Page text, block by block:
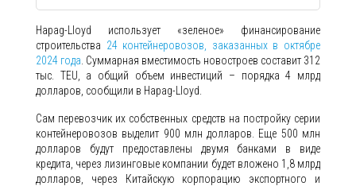
Hapag-Lloyd использует «зеленое» финансирование
строительства 24 контейнеровозов, заказанных в октябре
2024 года . Суммарная вместимость новостроев составит 312
тыс. TEU, а общий объем инвестиций – порядка 4 млрд
долларов, сообщили в Hapag-Lloyd.
Сам перевозчик их собственных средств на постройку серии
контейнеровозов выделит 900 млн долларов. Еще 500 млн
долларов будут предоставлены двумя банками в виде
кредита, через лизинговые компании будет вложено 1,8 млрд
долларов, через Китайскую корпорацию экспортного и